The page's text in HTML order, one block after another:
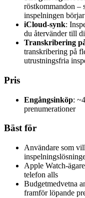
röstkommandon –
inspelningen
iCloud-synk:
du återvänder till
Transkribering
transkribering på
utrustningsfria
Pris
Engångsinköp:
prenumerationer
Bäst för
Användare som
Apple Watch-
telefon alls
Budgetmedvetna
framför löpande